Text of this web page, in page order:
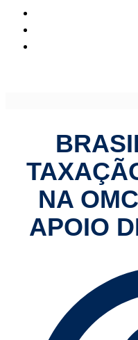
NA
APOIO